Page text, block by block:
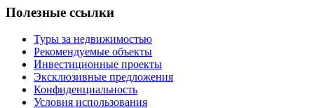
Полезные ссылки
Туры за недвижимостью
Рекомендуемые объекты
Инвестиционные проекты
Эксклюзивные предложения
Конфиденциальность
Условия использования